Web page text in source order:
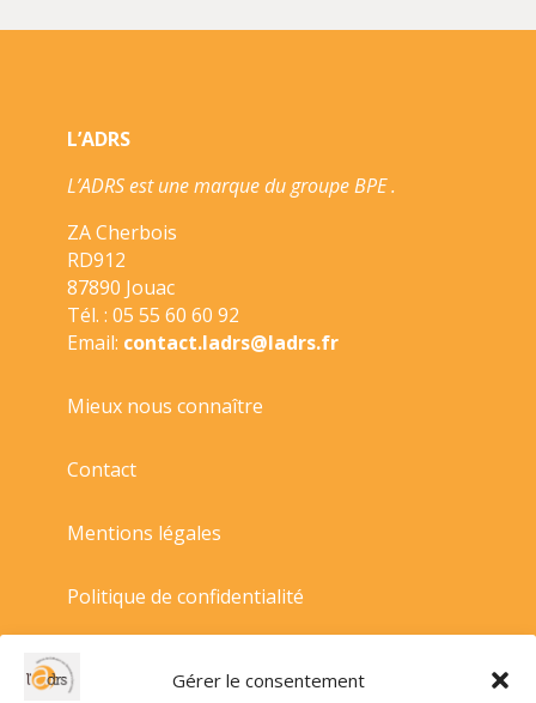
Gérer le consentement
MARIONNETTES/CASTERMAN/LES
L’ADRS
L’ADRS est une marque du groupe BPE .
ZA Cherbois
RD912
87890 Jouac
Tél. : 05 55 60 60 92
Email: contact.ladrs@ladrs.fr
Mieux nous connaître
Contact
Mentions légales
Politique de confidentialité
Politique de cookies